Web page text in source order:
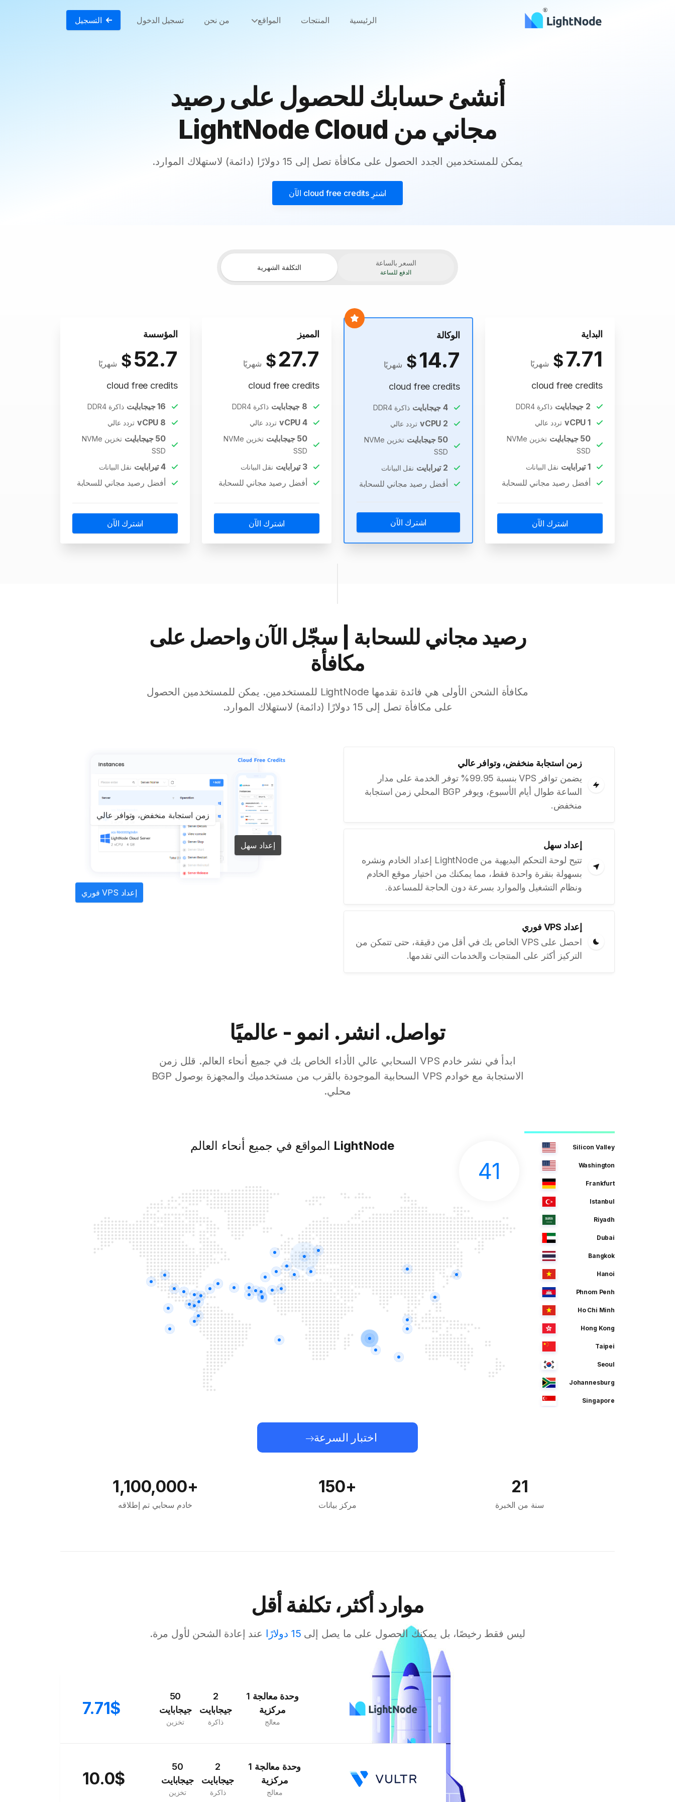
الرئيسية المنتجات المواقع من نحن تسجيل الدخول التسجيل
أنشئ حسابك للحصول على رصيد
مجاني من LightNode Cloud
يمكن للمستخدمين الجدد الحصول على مكافأة تصل إلى 15 دولارًا (دائمة) لاستهلاك الموارد.
اشترِ cloud free credits الآن
السعر بالساعة
الدفع للساعة
التكلفة الشهرية
البداية
7.71
$ شهريًا
cloud free credits
2 جيجابايت ذاكرة DDR4
1
vCPU تردد عالي
50 جيجابايت
تخزين NVMe
SSD
1تيرابايت نقل البيانات
أفضل رصيد مجاني للسحابة
اشترك الآن
الوكالة
14.7
$ شهريًا
cloud free credits
4جيجابايت ذاكرة DDR4
2 تردد عالي
50 جيجابايت
تخزين NVMe
SSD
2 تيرابايت نقل البيانات
أفضل رصيد مجاني للسحابة
اشترك الآن
المميز
27.7
$ شهريًا
cloud free credits
8 جيجابايت ذاكرة DDR4
4
vCPU تردد عالي
50 جيجابايت
تخزين NVMe
SSD
3 تيرابايت نقل البيانات
أفضل رصيد مجاني للسحابة
اشترك الآن
المؤسسة
52.7
$ شهريًا
cloud free credits
16جيجابايت ذاكرة DDR4
8 تردد عالي
50 جيجابايت
تخزين NVMe
SSD
4تيرابايت نقل البيانات
أفضل رصيد مجاني للسحابة
اشترك الآن
رصيد مجاني للسحابة | سجّل الآن واحصل على
مكافأة
مكافأة الشحن الأولى هي فائدة تقدمها LightNode للمستخدمين. يمكن للمستخدمين الحصول
على مكافأة تصل إلى 15 دولارًا (دائمة) لاستهلاك الموارد.
زمن استجابة منخفض، وتوافر عالي
يضمن توافر VPS بنسبة 99.95% توفر الخدمة على مدار
الساعة طوال أيام الأسبوع، ويوفر BGP المحلي زمن استجابة
منخفض.
إعداد سهل
تتيح لوحة التحكم البديهية من LightNode إعداد الخادم ونشره
بسهولة بنقرة واحدة فقط، مما يمكنك من اختيار موقع الخادم
ونظام التشغيل والموارد بسرعة دون الحاجة للمساعدة.
إعداد VPS فوري
احصل على VPS الخاص بك في أقل من دقيقة، حتى تتمكن من
التركيز أكثر على المنتجات والخدمات التي تقدمها.
زمن استجابة منخفض، وتوافر عالي
إعداد سهل
إعداد VPS فوري
تواصل. انشر. انمو - عالميًا
ابدأ في نشر خادم VPS السحابي عالي الأداء الخاص بك في جميع أنحاء العالم. قلل زمن
الاستجابة مع خوادم VPS السحابية الموجودة بالقرب من مستخدميك والمجهزة بوصول BGP
محلي.
Silicon Valley
Washington
Frankfurt
Istanbul
Riyadh
Dubai
Bangkok
Hanoi
Phnom Penh
Ho Chi Minh
Hong Kong
Taipei
Seoul
Johannesburg
Singapore
LightNode المواقع في جميع أنحاء العالم
41
اختبار السرعة
21
سنة من الخبرة
+150
مركز بيانات
+1,100,000
خادم سحابي تم إطلاقه
موارد أكثر، تكلفة أقل
ليس فقط رخيصًا، بل يمكنك الحصول على ما يصل إلى 15 دولارًا عند إعادة الشحن لأول مرة.
7.71$
50
جيجابايت
تخزين
2
جيجابايت
ذاكرة
1 وحدة معالجة
مركزية
معالج
10.0$
50
جيجابايت
تخزين
2
جيجابايت
ذاكرة
1 وحدة معالجة
مركزية
معالج